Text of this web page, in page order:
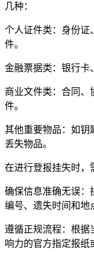
几种：
个人证件类：身份证
件。
金融票据类：银行卡
商业文件类：合同、
件。
其他重要物品：如钥
丢失物品。
在进行登报挂失时，
确保信息准确无误：
编号、遗失时间和地
遵循正规流程：根据
响力的官方指定报纸